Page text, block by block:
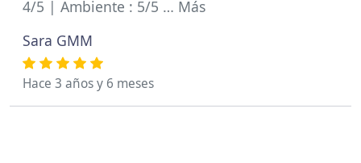
4/5 | Ambiente : 5/5 … Más
Sara GMM
Hace 3 años y 6 meses